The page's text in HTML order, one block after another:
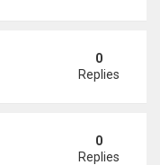
triệu đồng thuê...
0
Replies
bột giặt'
0
Replies